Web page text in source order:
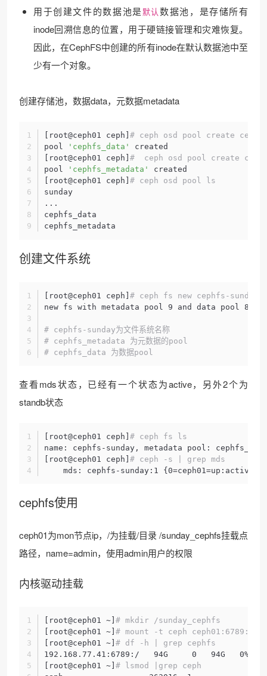
用于创建文件的数据池是默认数据池，是存储所有
inode回溯信息的位置，用于硬链接管理和灾难恢复。
因此，在CephFS中创建的所有inode在默认数据池中至
少有一个对象。
创建存储池，数据data，元数据metadata
[root@ceph01 ceph]# ceph osd pool create
pool
'cephfs_data'
created
[root@ceph01 ceph]#  ceph osd pool create
pool
'cephfs_metadata'
created
[root@ceph01 ceph]# ceph osd pool ls
sunday
...
cephfs_data
cephfs_metadata
创建文件系统
[root@ceph01 ceph]# ceph fs new cephfs-sunday
new fs with metadata pool 9 and data pool 8
# cephfs-sunday为文件系统名称
# cephfs_metadata 为元数据的pool
# cephfs_data 为数据pool
查看mds状态，已经有一个状态为active，另外2个为
standb状态
[root@ceph01 ceph]# ceph fs ls
name: cephfs-sunday, metadata pool:
[root@ceph01 ceph]# ceph -s | grep mds
mds: cephfs-sunday:1 {0=ceph01=up:active}
cephfs使用
ceph01为mon节点ip，/为挂载/目录 /sunday_cephfs挂载点
路径，name=admin，使用admin用户的权限
内核驱动挂载
[root@ceph01 ~]# mkdir /sunday_cephfs
[root@ceph01 ~]# mount -t ceph ceph01:6789:/ /
[root@ceph01 ~]# df -h | grep cephfs
192.168.77.41:6789:/   94G     0   94G   0% /
[root@ceph01 ~]# lsmod |grep ceph